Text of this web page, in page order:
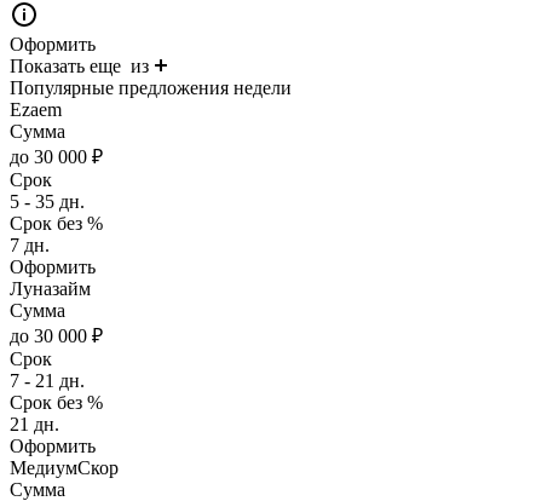
Оформить
Показать еще из
Популярные предложения недели
Ezaem
Сумма
до 30 000 ₽
Срок
5 - 35 дн.
Срок без %
7 дн.
Оформить
Луназайм
Сумма
до 30 000 ₽
Срок
7 - 21 дн.
Срок без %
21 дн.
Оформить
МедиумСкор
Сумма